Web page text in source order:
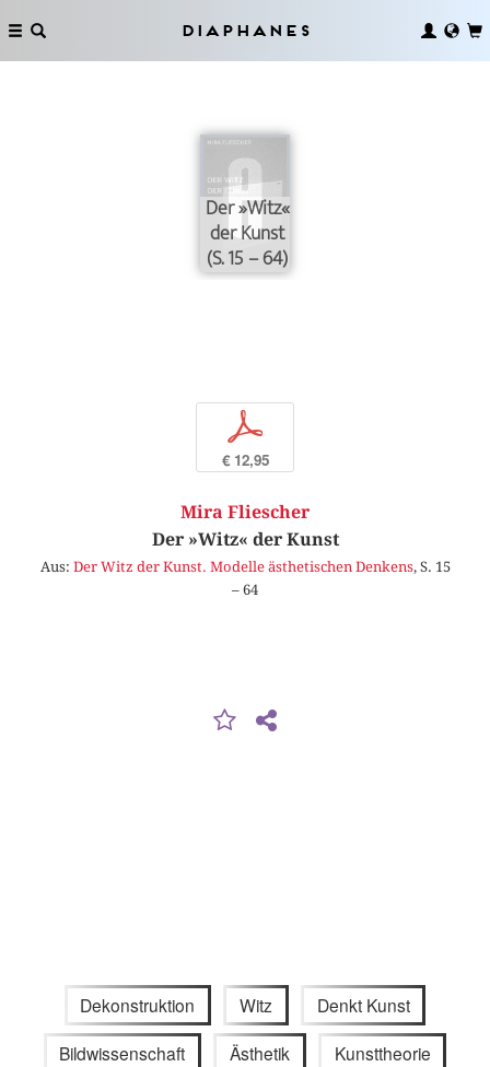
Diaphanes
Der »Witz«
der Kunst
(S. 15 – 64)
p
€ 12,95
Mira Fliescher
Der »Witz« der Kunst
Aus: Der Witz der Kunst. Modelle ästhetischen Denkens, S. 15
– 64
Dekonstruktion Witz Denkt Kunst
Bildwissenschaft Ästhetik Kunsttheorie